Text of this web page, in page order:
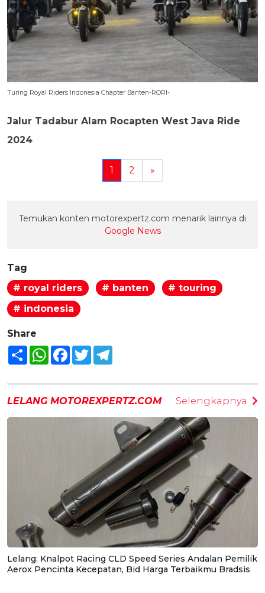
Turing Royal Riders Indonesia Chapter Banten-RORI-
Jalur Tadabur Alam Rocapten West Java Ride
2024
1 2 »
Temukan konten motorexpertz.com menarik lainnya di
Google News
Tag
# royal riders
# banten
# touring
# indonesia
Share
Share WhatsAppFacebook
Twitter
LELANG MOTOREXPERTZ.COM Selengkapnya
Lelang: Knalpot Racing CLD Speed Series Andalan Pemilik
Aerox Pencinta Kecepatan, Bid Harga Terbaikmu Bradsis